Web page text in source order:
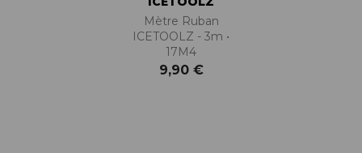
Mètre Ruban
ICETOOLZ - 3m •
17M4
9,90 €